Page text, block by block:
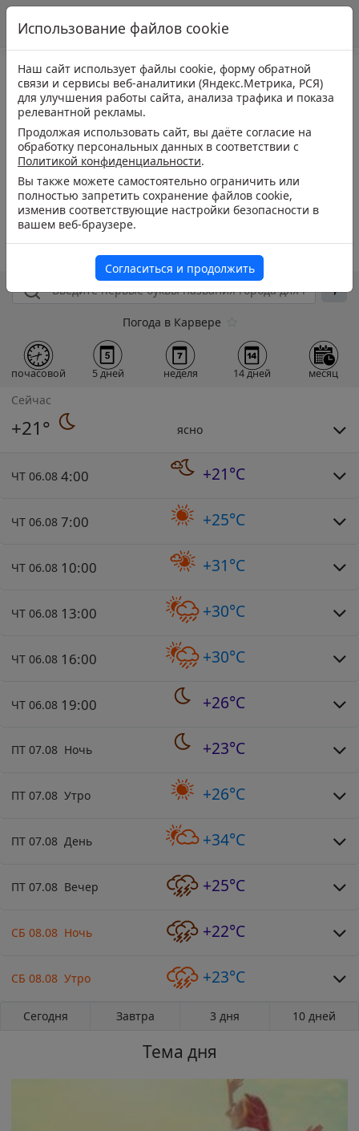
Погода в Карвере
почасовой 5 дней неделя 14 дней месяц
Сейчас
+21° ясно
ЧТ 06.08 4:00 +21°C
ЧТ 06.08 7:00 +25°C
ЧТ 06.08 10:00 +31°C
ЧТ 06.08 13:00 +30°C
ЧТ 06.08 16:00 +30°C
ЧТ 06.08 19:00 +26°C
ПТ 07.08 Ночь +23°C
ПТ 07.08 Утро +26°C
ПТ 07.08 День +34°C
ПТ 07.08 Вечер +25°C
СБ 08.08 Ночь +22°C
СБ 08.08 Утро +23°C
Сегодня Завтра 3 дня 10 дней
Тема дня
Использование файлов cookie
Наш сайт использует файлы cookie, форму обратной
связи и сервисы веб-аналитики (Яндекс.Метрика, РСЯ)
для улучшения работы сайта, анализа трафика и показа
релевантной рекламы.
Продолжая использовать сайт, вы даёте согласие на
обработку персональных данных в соответствии с
Политикой конфиденциальности.
Вы также можете самостоятельно ограничить или
полностью запретить сохранение файлов cookie,
изменив соответствующие настройки безопасности в
вашем веб-браузере.
Согласиться и продолжить